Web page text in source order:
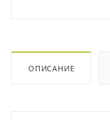
ОПИСАНИЕ